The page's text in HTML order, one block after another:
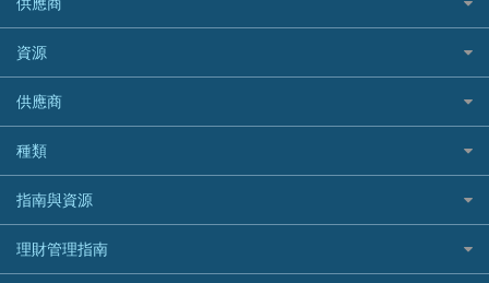
PrimeCredit 安信信貸
Promise 邦民日本財務
Rabbit Credit月兔信貸
Standard Chartered 渣打銀行
UA 亞洲聯合財務
WeLab Bank
WeLend 貸款
酒店信用卡
SIM
Airwallex信用卡
年金資訊
樓宇火險
越南旅遊保險及資訊
澳洲旅遊保險及資訊
長者嘆世界
家庭親子遊
自駕遊比較
相機有得保
專為孕婦設計的最佳旅遊保險
Avo
中國銀行
Bolttech 保特
Blue Cross 藍十字
中國平安
HSBC滙豐銀行
Allianz安聯汽車保險
bolttech保障汽車保險
Zurich蘇黎世汽車保險
QBE昆士蘭汽車保險
平安汽車保險
IB盈透證券
老虎證券
uSMART 盈立證券
華盛証券
長橋證券
WeBull微牛證券
漲樂全球通｜華泰國際
OSL
富途牛牛好唔好？
Webull微牛證券好唔好？
Longbridge長橋證券好唔好？
老虎證券好唔好？
華盛証券好唔好？
漲樂全球通好唔好？
IB盈透證券好唔好？
盈立證券 uSMART 好唔好？
資源
股票戶口開戶
證券行邊間好？
港股5隻高息ETF精選
什麼是ETF？
香港30大高息股排行
黃金ETF懶人包
供應商
銀行戶口比較
尊尚銀行戶口
Citi Plus
中信銀行inMotion
Airwallex銀行
種類
定期存款
港元定存
人民幣定存
指南與資源
理財資訊
識慳識賺
理財管理指南